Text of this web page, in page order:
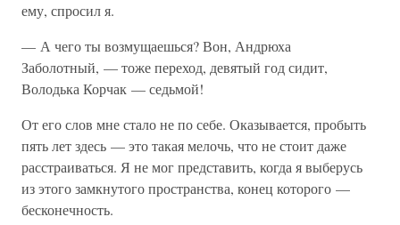
ему, спросил я.
— А чего ты возмущаешься? Вон, Андрюха
Заболотный, — тоже переход, девятый год сидит,
Володька Корчак — седьмой!
От его слов мне стало не по себе. Оказывается, пробыть
пять лет здесь — это такая мелочь, что не стоит даже
расстраиваться. Я не мог представить, когда я выберусь
из этого замкнутого пространства, конец которого —
бесконечность.